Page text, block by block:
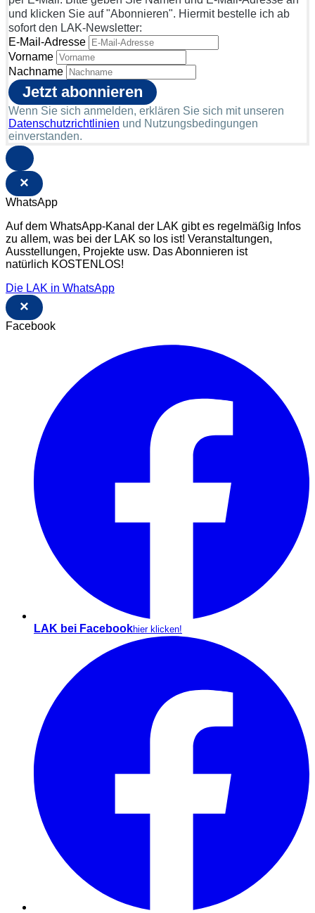
und klicken Sie auf "Abonnieren". Hiermit bestelle ich ab
sofort den LAK-Newsletter:
E-Mail-Adresse
Vorname
Nachname
Wenn Sie sich anmelden, erklären Sie sich mit unseren
Datenschutzrichtlinien und Nutzungsbedingungen
einverstanden.
×
WhatsApp
Auf dem WhatsApp-Kanal der LAK gibt es regelmäßig Infos
zu allem, was bei der LAK so los ist! Veranstaltungen,
Ausstellungen, Projekte usw. Das Abonnieren ist
natürlich KOSTENLOS!
Die LAK in WhatsApp
×
Facebook
LAK bei Facebookhier klicken!